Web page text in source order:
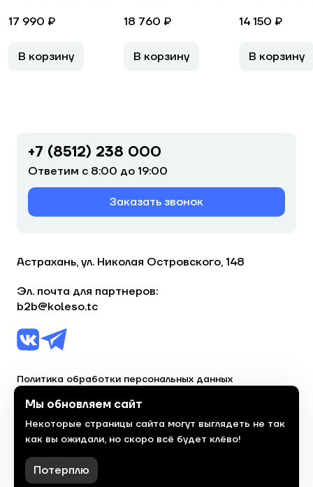
17 990 ₽
В корзину
18 760 ₽
В корзину
14 150 ₽
В корзину
+7 (8512) 238 000
Ответим с 8:00 до 19:00
Заказать звонок
Астрахань, ул. Николая Островского, 148
Эл. почта для партнеров:
b2b@koleso.tc
Политика обработки персональных данных
© 2023, торгово-сервисная сеть «Колесо»
Политика конфиденциальности
Сделано
красиво
Мы обновляем сайт
Некоторые страницы сайта могут выглядеть не так
как вы ожидали, но скоро всё будет клёво!
Потерплю